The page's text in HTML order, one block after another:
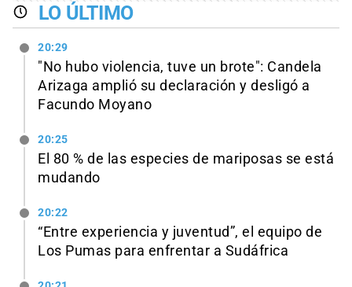
LO ÚLTIMO
20:29
"No hubo violencia, tuve un brote": Candela
Arizaga amplió su declaración y desligó a
Facundo Moyano
20:25
El 80 % de las especies de mariposas se está
mudando
20:22
“Entre experiencia y juventud”, el equipo de
Los Pumas para enfrentar a Sudáfrica